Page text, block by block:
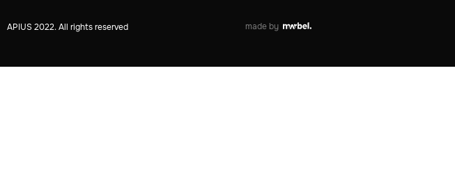
APIUS 2022. All rights reserved made by